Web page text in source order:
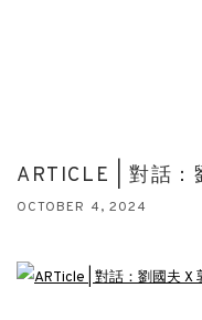
ARTICLE | 對話：
OCTOBER 4, 2024